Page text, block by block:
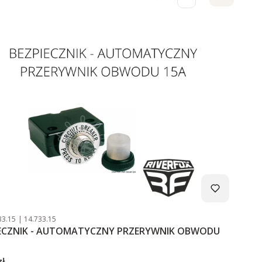
Kod producenta
14.733.15
- AUTOMATYCZNY PRZERYWNIK OBWODU